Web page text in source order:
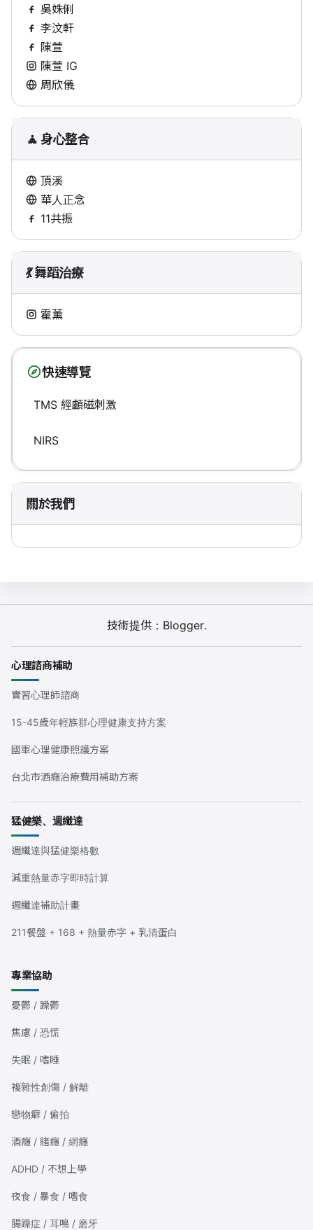
吳姝俐
李汶軒
陳萱
陳萱 IG
周欣儀
🧘 身心整合
頂溪
華人正念
11共振
💃 舞蹈治療
霍薰
快速導覽
TMS 經顱磁刺激
NIRS
關於我們
技術提供： Blogger.
心理諮商補助
實習心理師諮商
15-45歲年輕族群心理健康支持方案
國軍心理健康照護方案
台北市酒癮治療費用補助方案
猛健樂、週纖達
週纖達與猛健樂格數
減重熱量赤字即時計算
週纖達補助計畫
211餐盤 + 168 + 熱量赤字 + 乳清蛋白
專業協助
憂鬱 / 躁鬱
焦慮 / 恐慌
失眠 / 嗜睡
複雜性創傷 / 解離
戀物癖 / 偷拍
酒癮 / 賭癮 / 網癮
ADHD / 不想上學
夜食 / 暴食 / 嗜食
腸躁症 / 耳鳴 / 磨牙